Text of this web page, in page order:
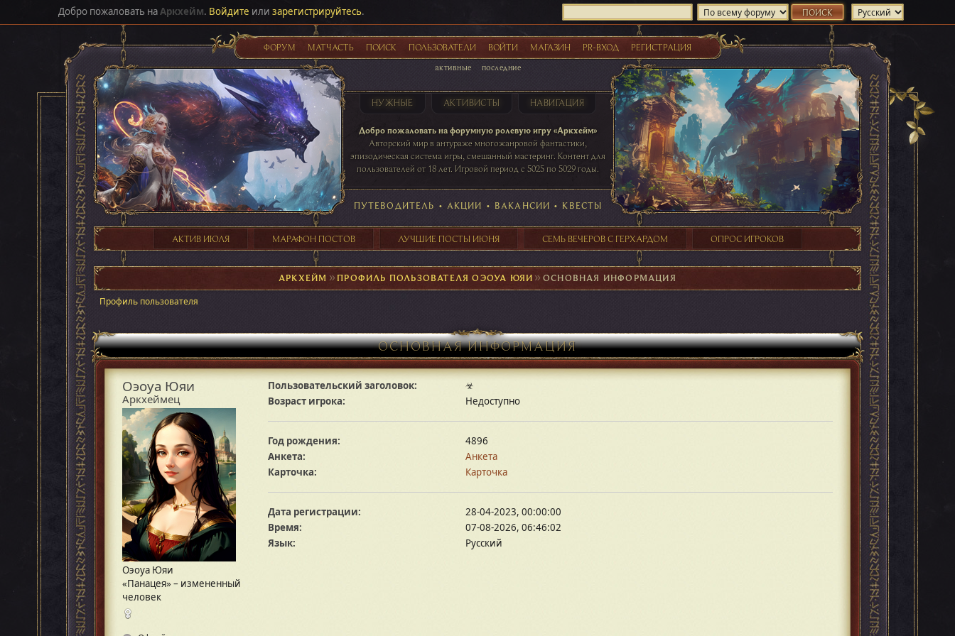
Добро пожаловать наАркхейм. Войдите или зарегистрируйтесь.
ФОРУМ МАТЧАСТЬ ПОИСК ПОЛЬЗОВАТЕЛИ ВОЙТИ МАГАЗИН PR-ВХОД РЕГИСТРАЦИЯ
активные последние
НУЖНЫЕ АКТИВИСТЫ НАВИГАЦИЯ
Добро пожаловать на форумную ролевую игру «Аркхейм»
Авторский мир в антураже многожанровой фантастики,
эпизодическая система игры, смешанный мастеринг. Контент для
пользователей от 18 лет. Игровой период с 5025 по 5029 годы.
таблице игровой активности
41 ПОСТОВ 31 ПОСТОВ 29 ПОСТОВ 24 ПОСТОВ
ПУТЕВОДИТЕЛЬ • АКЦИИ • ВАКАНСИИ • КВЕСТЫ
АКТИВ ИЮЛЯ МАРАФОН ПОСТОВ ЛУЧШИЕ ПОСТЫ ИЮНЯ СЕМЬ ВЕЧЕРОВ С ГЕРХАРДОМ ОПРОС ИГРОКОВ
АРКХЕЙМ ►ПРОФИЛЬ ПОЛЬЗОВАТЕЛЯ ОЭОУА ЮЯИ ►ОСНОВНАЯ ИНФОРМАЦИЯ
Профиль пользователя
ОСНОВНАЯ ИНФОРМАЦИЯ
Оэоуа Юяи
Аркхеймец
Оэоуа Юяи
«Панацея» – измененный
человек
Пользовательский заголовок:
☣
Возраст игрока:
Недоступно
Год рождения:
4896
Анкета:
Анкета
Карточка:
Карточка
Дата регистрации:
28-04-2023, 00:00:00
Время:
07-08-2026, 06:46:02
Язык:
Русский